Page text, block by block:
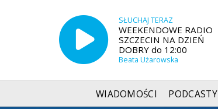
SŁUCHAJ TERAZ
WEEKENDOWE RADIO
SZCZECIN NA DZIEŃ
DOBRY do 12:00
Beata Użarowska
WIADOMOŚCI PODCASTY